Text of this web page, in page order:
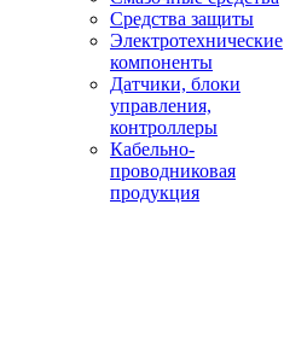
Средства защиты
Электротехнические
компоненты
Датчики, блоки
управления,
контроллеры
Кабельно-
проводниковая
продукция